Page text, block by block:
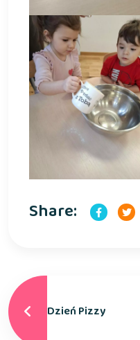
Share:
Dzień Pizzy